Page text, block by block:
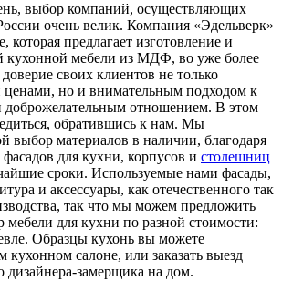
выбор компаний, осуществляющих
очень велик. Компания «Эдельверк»
которая предлагает изготовление и
кухонной мебели из МДФ, во уже более
доверие своих клиентов не только
ценами, но и внимательным подходом к
доброжелательным отношением. В этом
обратившись к нам. Мы
выбор материалов в наличии, благодаря
для кухни, корпусов и столешниц
сроки. Используемые нами фасады,
и аксессуары, как отечественного так
так что мы можем предложить
для кухни по разной стоимости:
Образцы кухонь вы можете
кухонном салоне, или заказать выезд
дизайнера-замерщика на дом.